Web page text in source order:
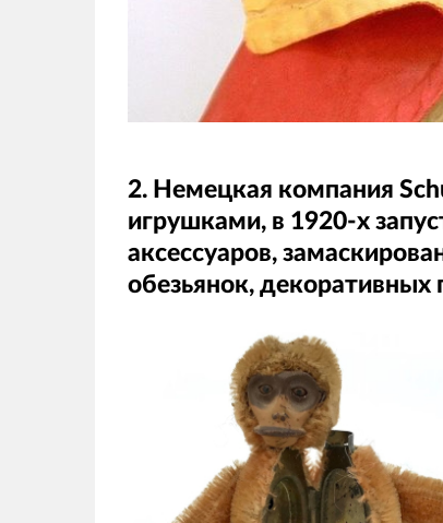
2. Немецкая компания
игрушками, в 1920-х
аксессуаров,
обезьянок, декоративных